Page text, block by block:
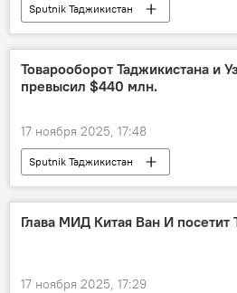
Sputnik Таджикистан
Товарооборот Таджикистана и
превысил $440 млн.
17 ноября 2025, 17:48
Sputnik Таджикистан
Глава МИД Китая Ван И посетит
17 ноября 2025, 17:29